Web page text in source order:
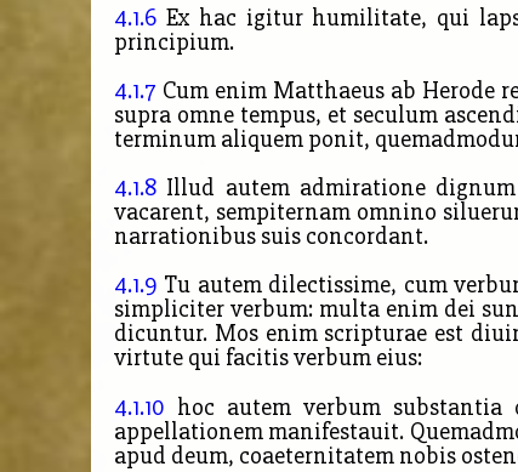
4.1.6 Ex hac igitur humilitate, qui
principium.
4.1.7 Cum enim Matthaeus ab Herode
supra omne tempus, et seculum
terminum aliquem ponit,
4.1.8 Illud autem admiratione
vacarent, sempiternam omnino
narrationibus suis concordant.
4.1.9 Tu autem dilectissime, cum
simpliciter verbum: multa enim dei
dicuntur. Mos enim scripturae est
virtute qui facitis verbum eius:
4.1.10 hoc autem verbum
appellationem manifestauit.
apud deum, coaeternitatem nobis